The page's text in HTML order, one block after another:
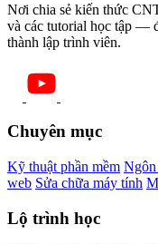
Nơi chia sẻ kiến thức
và các tutorial học tập —
thành lập trình viên.
Chuyên mục
Kỹ thuật phần mềm
web Sửa chữa máy tính
Lộ trình học